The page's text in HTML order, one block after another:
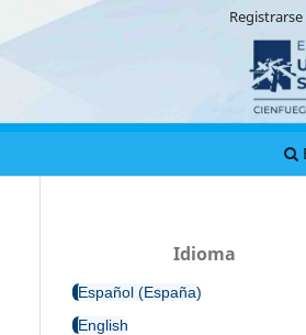
Registrarse
Idioma
Español (España)
English